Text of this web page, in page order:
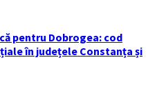
pentru Dobrogea: cod
în județele Constanța și